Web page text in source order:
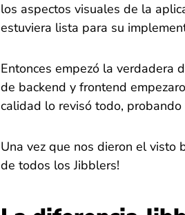
los aspectos visuales de la
estuviera lista para su
Entonces empezó la verdadera
de backend y frontend
calidad lo revisó todo,
Una vez que nos dieron el visto
de todos los Jibblers!